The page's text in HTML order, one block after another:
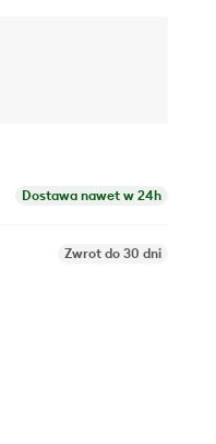
Dostawa nawet w 24h
Zwrot do 30 dni